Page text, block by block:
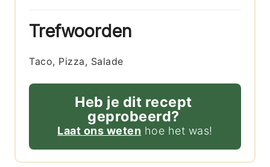
Trefwoorden
Taco, Pizza, Salade
Heb je dit recept
geprobeerd?
Laat ons weten hoe het was!